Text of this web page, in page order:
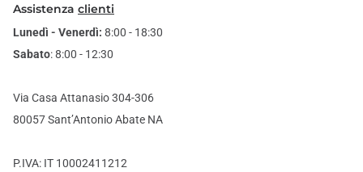
Assistenza clienti
Lunedì - Venerdì: 8:00 - 18:30
Sabato: 8:00 - 12:30
Via Casa Attanasio 304-306
80057 Sant’Antonio Abate NA
P.IVA: IT 10002411212